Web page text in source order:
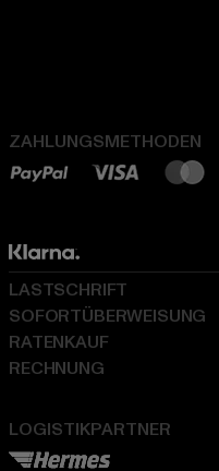
ZAHLUNGSMETHODEN
LOGISTIKPARTNER
LASTSCHRIFT
SOFORTÜBERWEISUNG
RATENKAUF
RECHNUNG